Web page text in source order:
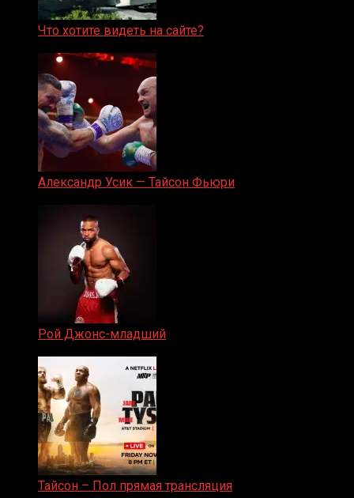
Что хотите видеть на сайте?
Александр Усик — Тайсон Фьюри
Рой Джонс-младший
Тайсон – Пол прямая трансляция